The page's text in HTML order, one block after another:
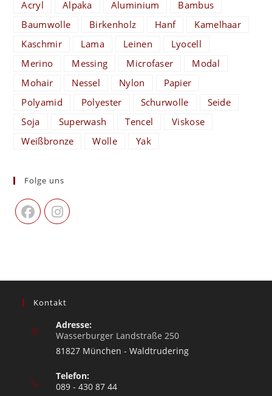
Acryl Alpaka Aluminium
Bambus
Baumwolle
Birkenholz Hanf
Kamelhaar
Kaschmir
Lama Leinen
Lyocell
Merino
Messing Microfaser
Modal
Mohair
Nessel Nylon
Papier
Polyamid
Polyester Schurwolle
Seide
Soja
Superwash Tencel
Viskose
Weißbronze
Wolle Yak
Folge uns
Kontakt
Adresse:
Wasserburger Landstraße 250
81827 München - Waldtrudering
Telefon:
089 - 430 87 44